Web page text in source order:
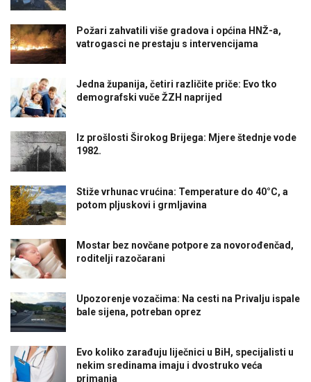
Požari zahvatili više gradova i općina HNŽ-a,
vatrogasci ne prestaju s intervencijama
Jedna županija, četiri različite priče: Evo tko
demografski vuče ŽZH naprijed
Iz prošlosti Širokog Brijega: Mjere štednje vode
1982.
Stiže vrhunac vrućina: Temperature do 40°C, a
potom pljuskovi i grmljavina
Mostar bez novčane potpore za novorođenčad,
roditelji razočarani
Upozorenje vozačima: Na cesti na Privalju ispale
bale sijena, potreban oprez
Evo koliko zarađuju liječnici u BiH, specijalisti u
nekim sredinama imaju i dvostruko veća
primanja